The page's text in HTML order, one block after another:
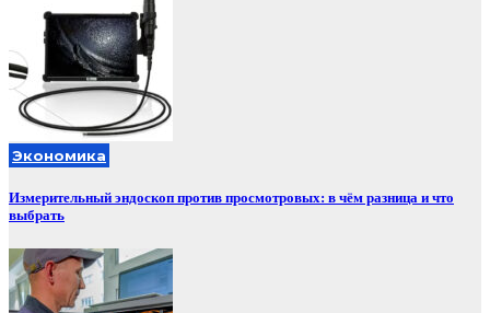
Экономика
Измерительный эндоскоп против просмотровых: в чём разница и что
выбрать